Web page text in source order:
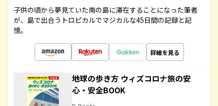
子供の頃から夢見ていた南の島に滞在することになった筆者
が、島で出合うトロピカルでマジカルな45日間の記録と記
憶。
詳細を見る
地球の歩き方 ウィズコロナ旅の安
心・安全BOOK